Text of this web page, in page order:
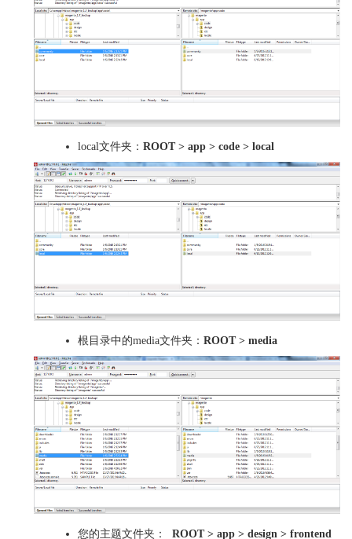
local文件夹： ROOT > app > code > local
根目录中的media文件夹： ROOT > media
您的主题文件夹： ROOT > app > design > frontend